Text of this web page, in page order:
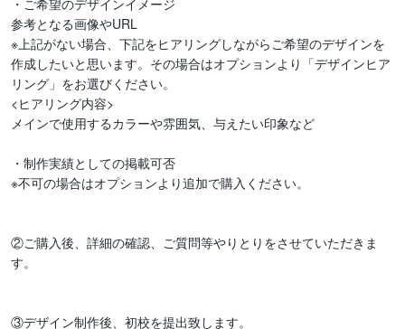
・ご希望のデザインイメージ
参考となる画像やURL
※上記がない場合、下記をヒアリングしながらご希望のデザインを
作成したいと思います。その場合はオプションより「デザインヒア
リング」をお選びください。
<ヒアリング内容>
メインで使用するカラーや雰囲気、与えたい印象など
・制作実績としての掲載可否
※不可の場合はオプションより追加で購入ください。
②ご購入後、詳細の確認、ご質問等やりとりをさせていただきま
す。
③デザイン制作後、初校を提出致します。